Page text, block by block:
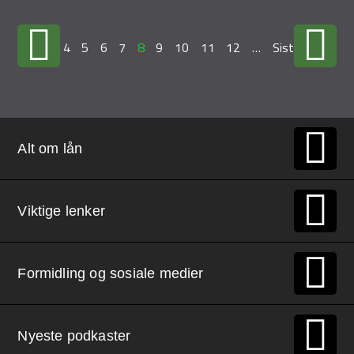
4 5 6 7 8 9 10 11 12 … Siste »
Alt om lån
Viktige lenker
Formidling og sosiale medier
Nyeste podkaster